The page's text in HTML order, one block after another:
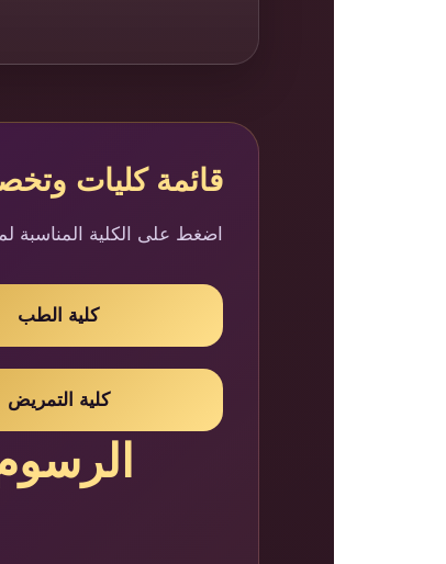
قائمة كليات
اضغط على الكلية المناسبة
كلية الطب
كلية التمريض